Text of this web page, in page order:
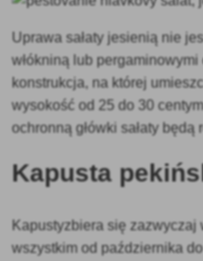
Uprawa sałaty jesienią nie
włókniną lub
konstrukcja, na której
wysokość od 25 do 30
ochronną główki sałaty będą
Kapusta
Kapustyzbiera się zazwyczaj
wszystkim od października